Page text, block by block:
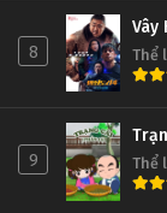
8
Vây
Thể
9 Thể